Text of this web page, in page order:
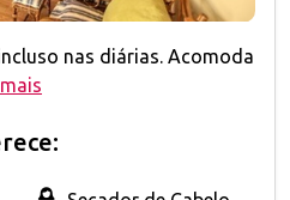
nas diárias. Acomoda